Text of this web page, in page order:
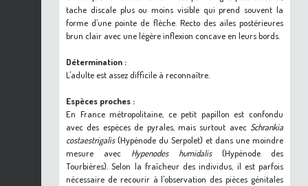
tache discale plus ou moins visible qui prend souvent la
forme d'une pointe de flèche. Recto des ailes postérieures
brun clair avec une légère inflexion concave en leurs bords.
Détermination :
L'adulte est assez difficile à reconnaître.
Espèces proches :
En France métropolitaine, ce petit papillon est confondu
avec des espèces de pyrales, mais surtout avec Schrankia
costaestrigalis(Hypénode du Serpolet) et dans une moindre
mesure avec Hypenodes humidalis(Hypénode des
Tourbières). Selon la fraîcheur des individus, il est parfois
nécessaire de recourir à l'observation des pièces génitales